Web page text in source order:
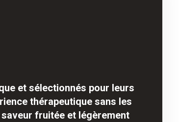
et sélectionnés pour leurs
thérapeutique sans les
fruitée et légèrement